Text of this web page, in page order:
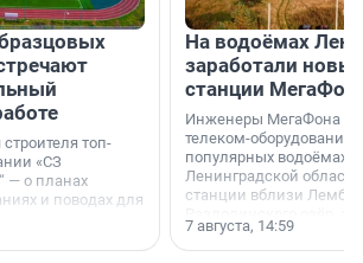
топ-
«СЗ
— о планах
и поводах для
На водоёмах
заработали
станции
Инженеры МегаФона
телеком-оборудование
популярных водоёмах
Ленинградской
станции вблизи
недалеко от Большого
водопада.
7 августа, 14:59